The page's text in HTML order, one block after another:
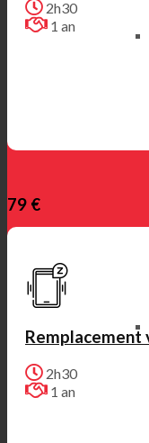
2h30
1 an
79 €
Remplacement
2h30
1 an